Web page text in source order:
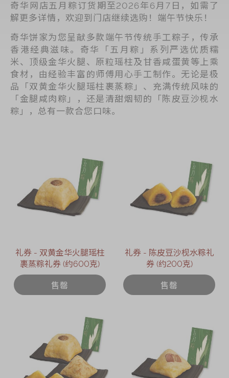
奇华网店五月粽订货期至2026年6月7日，如需了
解更多详情，欢迎到门店继续选购！端午节快乐！
奇华饼家为您呈献多款端午节传统手工粽子，传承
香港经典滋味。奇华「五月粽」系列严选优质糯
米、顶级金华火腿、原粒瑶柱及甘香咸蛋黄等上乘
食材，由经验丰富的师傅用心手工制作。无论是极
品「双黄金华火腿瑶柱裹蒸粽」、充满传统风味的
「金腿咸肉粽」，还是清甜烟韧的「陈皮豆沙枧水
粽」，总有一款合您口味。
礼券 - 双黄金华火腿瑶柱
裹蒸粽礼券 (约600克)
售罄
礼券 - 陈皮豆沙枧水粽礼
券 (约200克)
售罄